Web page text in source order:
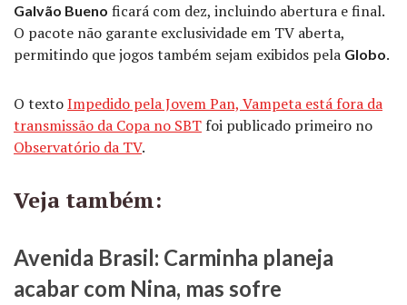
Galvão Bueno ficará com dez, incluindo abertura e final.
O pacote não garante exclusividade em TV aberta,
permitindo que jogos também sejam exibidos pela Globo.
O textoImpedido pela Jovem Pan, Vampeta está fora da
transmissão da Copa no SBT foi publicado primeiro no
Observatório da TV.
Veja também:
Avenida Brasil: Carminha planeja
acabar com Nina, mas sofre